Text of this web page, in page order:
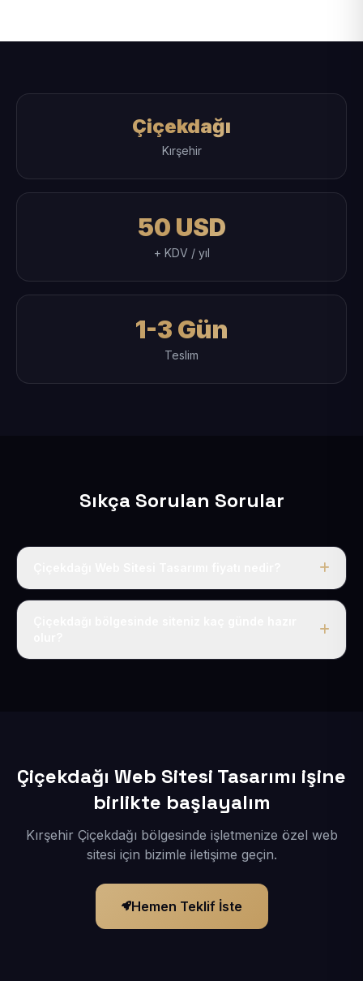
Çiçekdağı
Kırşehir
50 USD
+ KDV / yıl
1-3 Gün
Teslim
Sıkça Sorulan Sorular
Tek fiyat uygulanır: yıllık 50 USD + KDV. Bu bedele alan
Çiçekdağı Web Sitesi Tasarımı işine
birlikte başlayalım
Kırşehir Çiçekdağı bölgesinde işletmenize özel web
sitesi için bizimle iletişime geçin.
Hemen Teklif İste